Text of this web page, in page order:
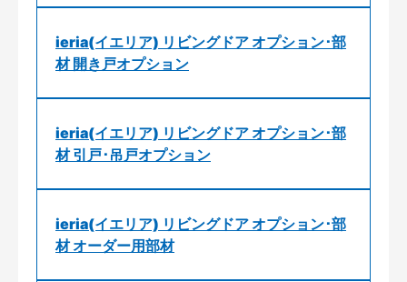
ieria(イエリア) リビングドア オプション･部
材 開き戸オプション
ieria(イエリア) リビングドア オプション･部
材 引戸･吊戸オプション
ieria(イエリア) リビングドア オプション･部
材 オーダー用部材